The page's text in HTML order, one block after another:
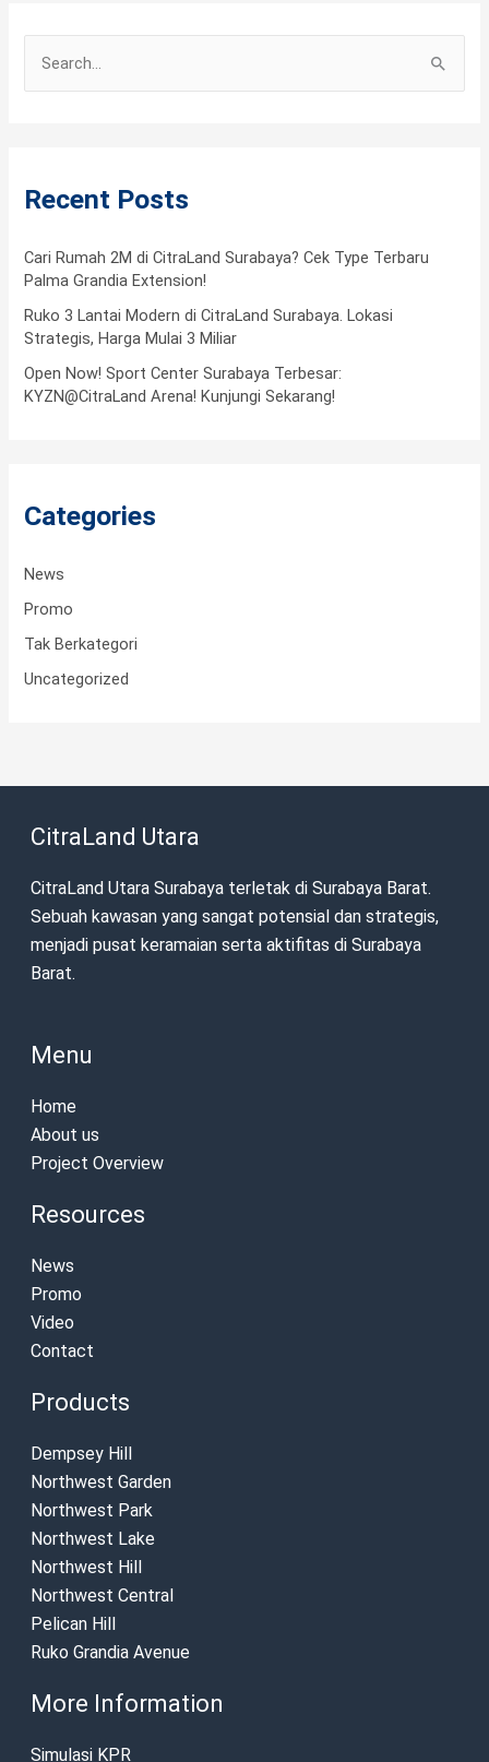
c
f
o
r
Recent Posts
Cari Rumah 2M di CitraLand Surabaya? Cek Type Terbaru
Palma Grandia Extension!
Ruko 3 Lantai Modern di CitraLand Surabaya. Lokasi
Strategis, Harga Mulai 3 Miliar
Open Now! Sport Center Surabaya Terbesar:
KYZN@CitraLand Arena! Kunjungi Sekarang!
Categories
News
Promo
Tak Berkategori
Uncategorized
CitraLand Utara
CitraLand Utara Surabaya terletak di Surabaya Barat.
Sebuah kawasan yang sangat potensial dan strategis,
menjadi pusat keramaian serta aktifitas di Surabaya
Barat.
Menu
Home
About us
Project Overview
Resources
News
Promo
Video
Contact
Products
Dempsey Hill
Northwest Garden
Northwest Park
Northwest Lake
Northwest Hill
Northwest Central
Pelican Hill
Ruko Grandia Avenue
More Information
Simulasi KPR